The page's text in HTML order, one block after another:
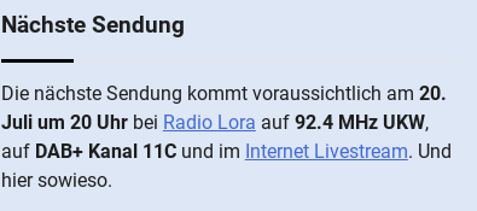
Nächste Sendung
Die näch­ste Sen­dung kommt vor­aus­sicht­lich am 20.
Juli um 20 Uhrbei Radio Lora auf 92.4 MHz UKW,
auf DAB+ Kanal 11Cund im Internet Livestream. Und
hier sowieso.